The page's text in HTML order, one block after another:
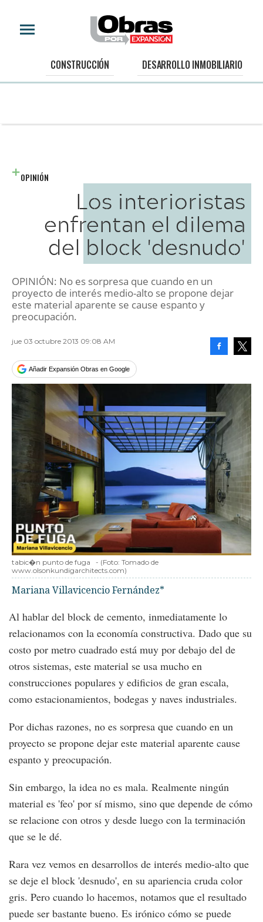
CONSTRUCCIÓN DESARROLLO INMOBILIARIO
OPINIÓN
Los interioristas
enfrentan el dilema
del block 'desnudo'
OPINIÓN: No es sorpresa que cuando en un
proyecto de interés medio-alto se propone dejar
este material aparente se cause espanto y
preocupación.
jue 03 octubre 2013 09:08 AM
Añadir Expansión Obras en Google
tabic�n punto de fuga - (Foto: Tomado de
www.olsonkundigarchitects.com)
Mariana Villavicencio Fernández*
Al hablar del block de cemento, inmediatamente lo
relacionamos con la economía constructiva. Dado que su
costo por metro cuadrado está muy por debajo del de
otros sistemas, este material se usa mucho en
construcciones populares y edificios de gran escala,
como estacionamientos, bodegas y naves industriales.
Por dichas razones, no es sorpresa que cuando en un
proyecto se propone dejar este material aparente cause
espanto y preocupación.
Sin embargo, la idea no es mala. Realmente ningún
material es 'feo' por sí mismo, sino que depende de cómo
se relacione con otros y desde luego con la terminación
que se le dé.
Rara vez vemos en desarrollos de interés medio-alto que
se deje el block 'desnudo', en su apariencia cruda color
gris. Pero cuando lo hacemos, notamos que el resultado
puede ser bastante bueno. Es irónico cómo se puede